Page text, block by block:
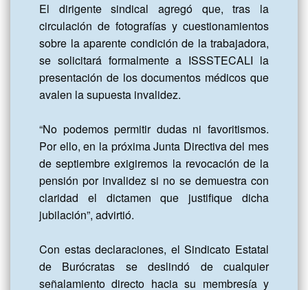
El dirigente sindical agregó que, tras la
circulación de fotografías y cuestionamientos
sobre la aparente condición de la trabajadora,
se solicitará formalmente a ISSSTECALI la
presentación de los documentos médicos que
avalen la supuesta invalidez.
“No podemos permitir dudas ni favoritismos.
Por ello, en la próxima Junta Directiva del mes
de septiembre exigiremos la revocación de la
pensión por invalidez si no se demuestra con
claridad el dictamen que justifique dicha
jubilación”, advirtió.
Con estas declaraciones, el Sindicato Estatal
de Burócratas se deslindó de cualquier
señalamiento directo hacia su membresía y